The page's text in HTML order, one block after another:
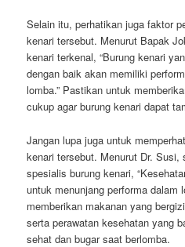
Selain itu, perhatikan juga faktor
kenari tersebut. Menurut Bapak
kenari terkenal, “Burung kenari
dengan baik akan memiliki
lomba.” Pastikan untuk
cukup agar burung kenari dapat
Jangan lupa juga untuk
kenari tersebut. Menurut Dr. Susi,
spesialis burung kenari,
untuk menunjang performa dalam
memberikan makanan yang
serta perawatan kesehatan yang
sehat dan bugar saat berlomba.